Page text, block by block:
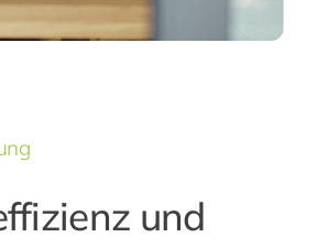
und